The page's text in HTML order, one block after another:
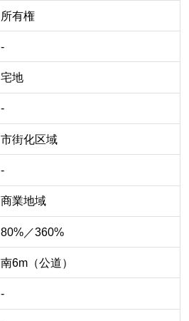
所有権
-
宅地
-
市街化区域
-
商業地域
80%／360%
南6m（公道）
-